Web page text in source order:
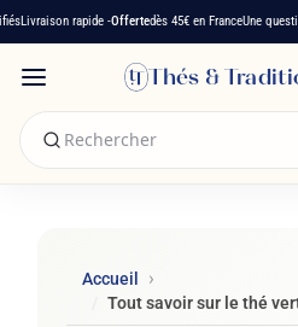
-Offertedès 45€ en FranceUne question ?+33 (0)4 22
Thés &
Accueil
Tout savoir sur le thé